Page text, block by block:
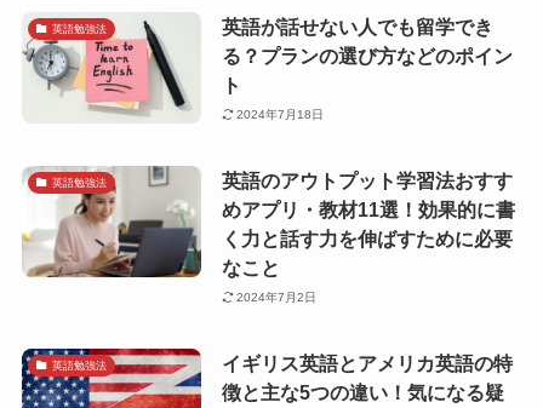
英語勉強法
英語が話せない人でも留学でき
る？プランの選び方などのポイン
ト
2024年7月18日
英語勉強法
英語のアウトプット学習法おすす
めアプリ・教材11選！効果的に書
く力と話す力を伸ばすために必要
なこと
2024年7月2日
英語勉強法
イギリス英語とアメリカ英語の特
徴と主な5つの違い！気になる疑